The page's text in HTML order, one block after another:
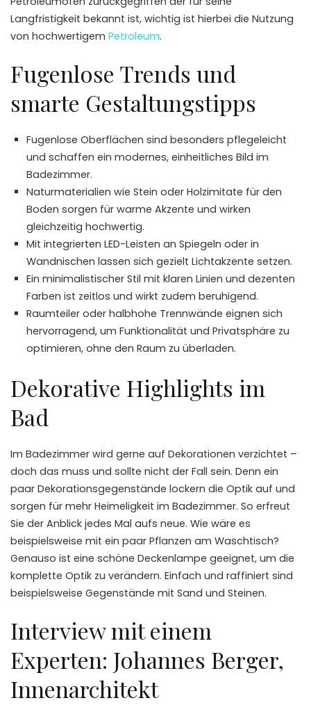
Langfristigkeit bekannt ist, wichtig ist hierbei die Nutzung
von hochwertigem Petroleum.
Fugenlose Trends und
smarte Gestaltungstipps
Fugenlose Oberflächen sind besonders pflegeleicht
und schaffen ein modernes, einheitliches Bild im
Badezimmer.
Naturmaterialien wie Stein oder Holzimitate für den
Boden sorgen für warme Akzente und wirken
gleichzeitig hochwertig.
Mit integrierten LED-Leisten an Spiegeln oder in
Wandnischen lassen sich gezielt Lichtakzente setzen.
Ein minimalistischer Stil mit klaren Linien und dezenten
Farben ist zeitlos und wirkt zudem beruhigend.
Raumteiler oder halbhohe Trennwände eignen sich
hervorragend, um Funktionalität und Privatsphäre zu
optimieren, ohne den Raum zu überladen.
Dekorative Highlights im
Bad
Im Badezimmer wird gerne auf Dekorationen verzichtet –
doch das muss und sollte nicht der Fall sein. Denn ein
paar Dekorationsgegenstände lockern die Optik auf und
sorgen für mehr Heimeligkeit im Badezimmer. So erfreut
Sie der Anblick jedes Mal aufs neue. Wie wäre es
beispielsweise mit ein paar Pflanzen am Waschtisch?
Genauso ist eine schöne Deckenlampe geeignet, um die
komplette Optik zu verändern. Einfach und raffiniert sind
beispielsweise Gegenstände mit Sand und Steinen.
Interview mit einem
Experten: Johannes Berger,
Innenarchitekt